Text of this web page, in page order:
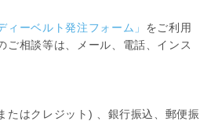
ィーベルト発注フォーム」 をご利用
ご相談等は、メール、電話、インス
たはクレジット) 、銀行振込、郵便振